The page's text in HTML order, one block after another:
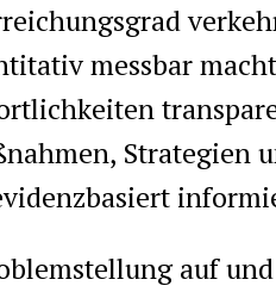
messbar
Strategien
auf